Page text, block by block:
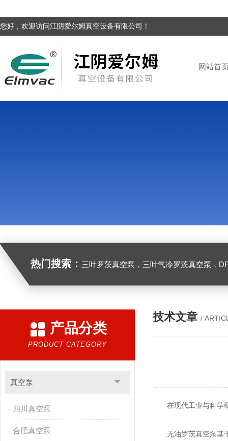
您好，欢迎访问江阴爱尔姆真空设备有限公司！
网站首
热门搜索： 三叶罗茨真空泵，三叶气冷罗茨真空泵，
产品分类
PRODUCT CATEGORY
真空泵
四川真空泵
合肥真空泵
技术文章 /
在现代工业与科学研
无油罗茨真空泵基于